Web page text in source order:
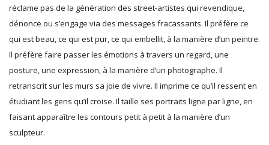
réclame pas de la génération des street-artistes qui revendique,
dénonce ou s’engage via des messages fracassants. Il préfère ce
qui est beau, ce qui est pur, ce qui embellit, à la manière d’un peintre.
Il préfère faire passer les émotions à travers un regard, une
posture, une expression, à la manière d’un photographe. Il
retranscrit sur les murs sa joie de vivre. Il imprime ce qu’il ressent en
étudiant les gens qu’il croise. Il taille ses portraits ligne par ligne, en
faisant apparaître les contours petit à petit à la manière d’un
sculpteur.